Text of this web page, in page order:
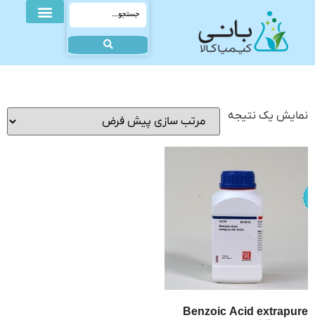
نمایش یک نتیجه
Benzoic Acid extrapure